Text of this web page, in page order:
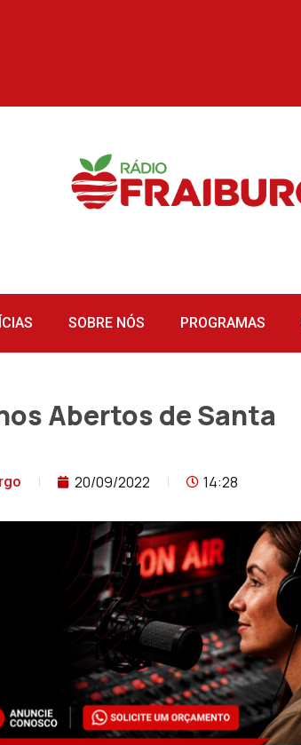
SOBRE NÓS PROGRAMAS
Abertos de Santa
20/09/2022 14:28